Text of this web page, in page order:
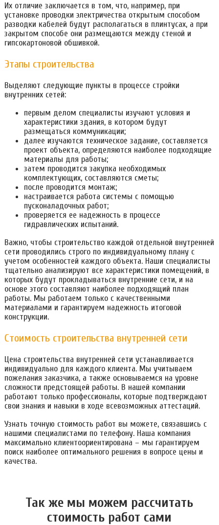
Их отличие заключается в том, что, например, при
установке проводки электричества открытым способом
разводки кабелей будут располагаться в плинтусах, а при
закрытом способе они размещаются между стеной и
гипсокартоновой обшивкой.
Этапы строительства
Выделяют следующие пункты в процессе стройки
внутренних сетей:
первым делом специалисты изучают условия и
характеристики здания, в котором будут
размещаться коммуникации;
далее изучаются техническое задание, составляется
проект объекта, определяются наиболее подходящие
материалы для работы;
затем проводится закупка необходимых
комплектующих, составляются сметы;
после проводится монтаж;
настраивается работа системы с помощью
пусконаладочных работ;
проверяется ее надежность в процессе
гидравлических испытаний.
Важно, чтобы строительство каждой отдельной внутренней
сети проводились строго по индивидуальному плану с
учетом особенностей каждого объекта. Наши специалисты
тщательно анализируют все характеристики помещений, в
которых будут прокладываться внутренние сети, и на
основе этого составляют наиболее подходящий план
работы. Мы работаем только с качественными
материалами и гарантируем надежность итоговой
конструкции.
Стоимость строительства внутренней сети
Цена строительства внутренней сети устанавливается
индивидуально для каждого клиента. Мы учитываем
пожелания заказчика, а также основываемся на уровне
сложности предстоящей работы. В нашей компании
работают только профессионалы, которые подтверждают
свои знания и навыки в ходе всевозможных аттестаций.
Узнать точную стоимость работ вы можете, связавшись с
нашими специалистами по телефону. Наша компания
максимально клиентоориентирована – мы гарантируем
поиск наиболее оптимального решения в вопросе цены и
качества.
Так же мы можем расcчитать
стоимость работ сами